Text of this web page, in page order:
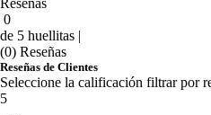
Reseñas
0
de 5 huellitas |
(0) Reseñas
Reseñas de Clientes
Seleccione la calificación filtrar por
5